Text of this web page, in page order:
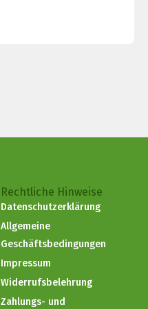
Rechtliche Hinweise
Datenschutzerklärung
Allgemeine
Geschäftsbedingungen
Impressum
Widerrufsbelehrung
Zahlungs- und